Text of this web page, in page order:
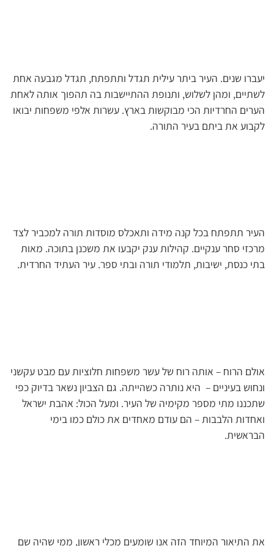
יעברו שנים. העיר ביתר עילית תגדל ותתפתח, תגדל מגבעה אחת
לשתיים, ומהן לשלוש, ותנופת ההתיישבות בה תהפוך אותה לאחת
הערים החרדיות הכי מבוקשות בארץ. עשרות אלפי משפחות יבואו
לקבוע את ביתם בעיר התורה.
העיר תתפתח בכל קנה מידה ותאכלס מוסדות תורה למכביר לצד
מרכזי סחר ענקיים. קהילות ענק יקבעו את משכנן בתוכה. מאות
בתי כנסת, ישיבות, תלמודי תורה ובתי ספר. עיר העתיד החרדית.
אולם הרוח – אותה רוח של עשר משפחות חלוציות עם מבט עקשני
ונחוש בעיניים – היא נותרה כשהייתה. גם הצביון נשאר בדיוק כפי
שתכננו מתי מספר מקימיה של העיר. ומעל הכול: אהבת ישראל
ואחדות הלבבות – הם עודם מאחדים את כולם כמו בימי
הבראשית.
את התיאור המיוחד הזה אנו שומעים מכלי ראשון, ממי שהיה שם